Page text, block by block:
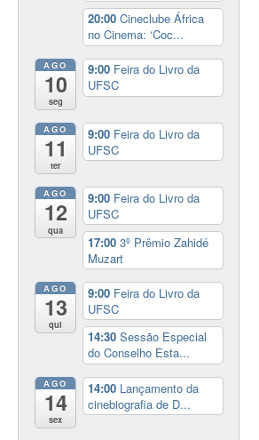
20:00Cineclube África
no Cinema: ‘Coc...
AGO
10
seg
9:00 Feira do Livro da
UFSC
AGO
11
ter
9:00 Feira do Livro da
UFSC
AGO
12
qua
9:00 Feira do Livro da
UFSC
17:003º Prêmio Zahidé
Muzart
AGO
13
qui
9:00 Feira do Livro da
UFSC
14:30Sessão Especial
do Conselho Esta...
AGO
14
sex
14:00 Lançamento da
cinebiografia de D...